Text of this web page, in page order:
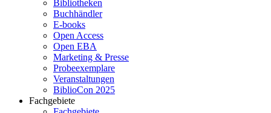
Bibliotheken
Buchhändler
E-books
Open Access
Open EBA
Marketing & Presse
Probeexemplare
Veranstaltungen
BiblioCon 2025
Fachgebiete